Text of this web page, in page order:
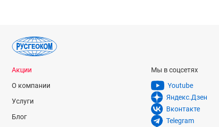
Акции
О компании
Услуги
Блог
Мы в соцсетях
Youtube
Яндекс.Дзен
Вконтакте
Telegram